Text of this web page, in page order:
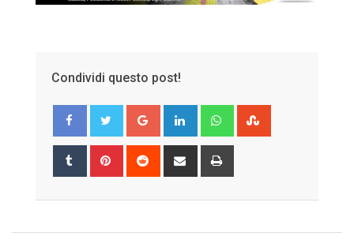
Condividi questo post!
Google+ LinkedIn Whatsapp
Tumblr Pinterest Reddit
Share